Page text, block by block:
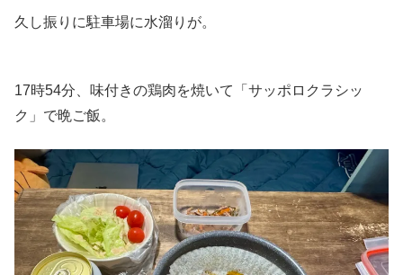
久し振りに駐車場に水溜りが。
17時54分、味付きの鶏肉を焼いて「サッポロクラシッ
ク」で晩ご飯。